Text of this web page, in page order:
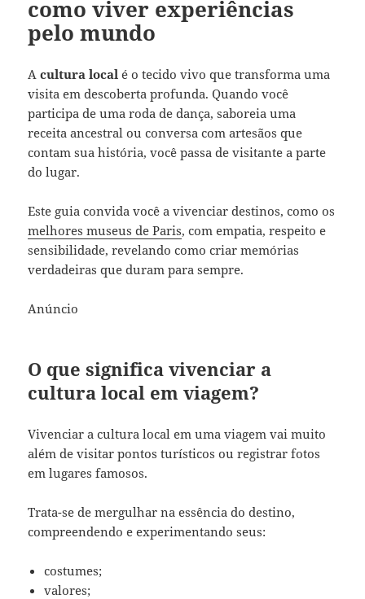
como viver experiências
pelo mundo
Acultura local é o tecido vivo que transforma uma
visita em descoberta profunda. Quando você
participa de uma roda de dança, saboreia uma
receita ancestral ou conversa com artesãos que
contam sua história, você passa de visitante a parte
do lugar.
Este guia convida você a vivenciar destinos, como os
melhores museus de Paris, com empatia, respeito e
sensibilidade, revelando como criar memórias
verdadeiras que duram para sempre.
Anúncio
O que significa vivenciar a
cultura local em viagem?
Vivenciar a cultura local em uma viagem vai muito
além de visitar pontos turísticos ou registrar fotos
em lugares famosos.
Trata-se de mergulhar na essência do destino,
compreendendo e experimentando seus:
costumes;
valores;